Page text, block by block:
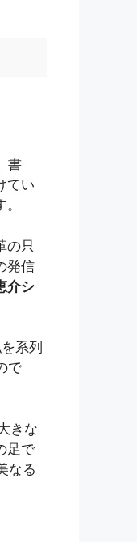
書
てい
の只
発信
介シ
系列
で
きな
足で
なる